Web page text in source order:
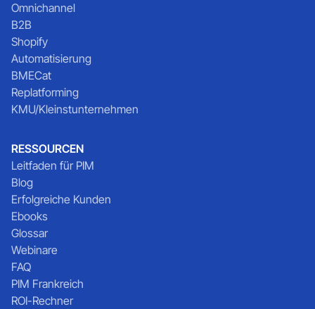
Omnichannel
B2B
Shopify
Automatisierung
BMECat
Replatforming
KMU/Kleinstunternehmen
RESSOURCEN
Leitfaden für PIM
Blog
Erfolgreiche Kunden
Ebooks
Glossar
Webinare
FAQ
PIM Frankreich
ROI-Rechner